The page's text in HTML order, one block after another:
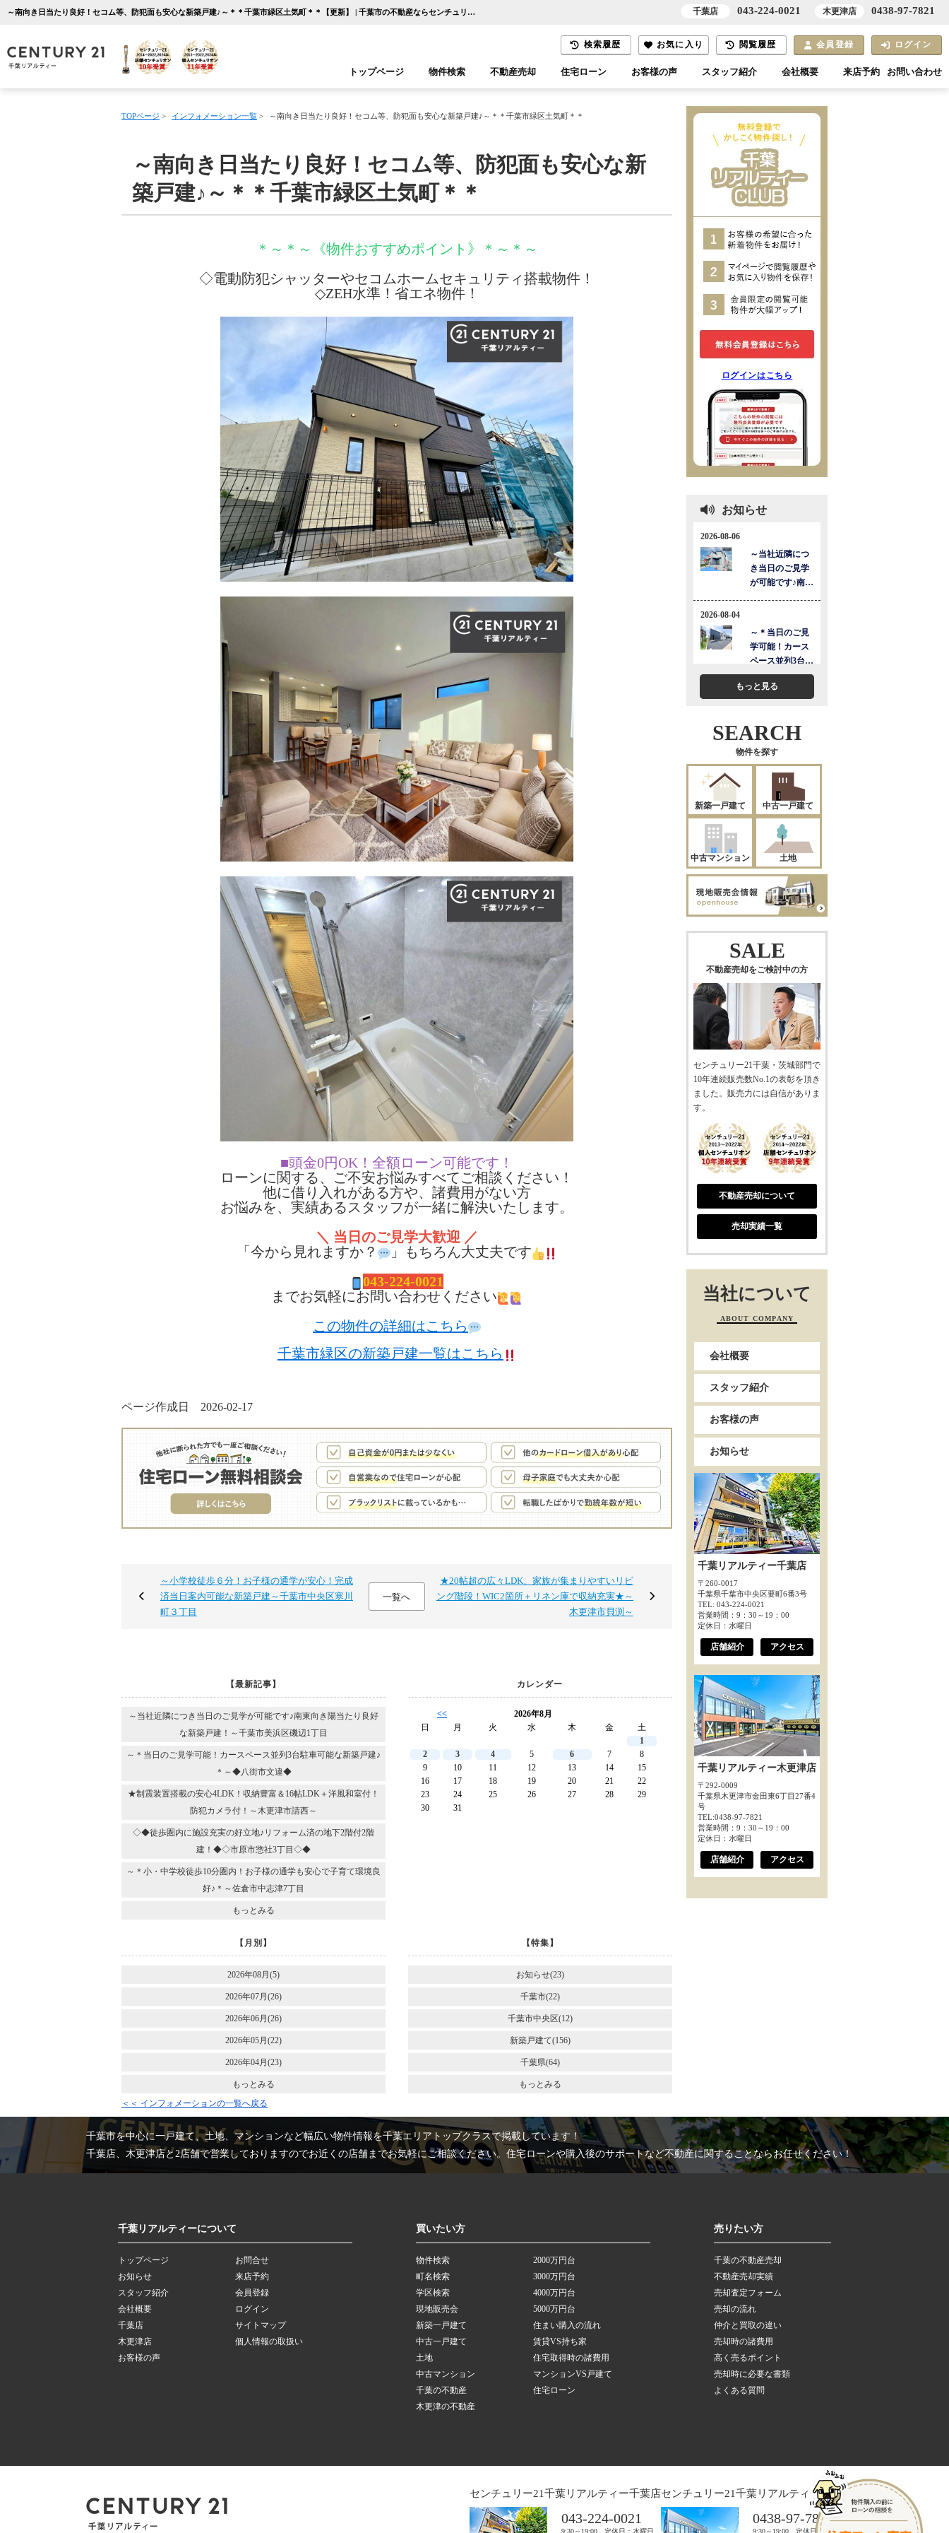
～南向き日当たり良好！セコム等、防犯面も安心な新築戸建♪～＊＊千葉市緑区土気町＊＊【更新】 | 千葉市の不動産ならセンチュリー21千葉リアルティー
検索履歴 お気に入り 閲覧履歴 会員登録 ログイン
トップページ 物件検索
千葉エリア 木更津エリア
不動産売却 住宅ローン お客様の声 スタッフ紹介 会社概要 来店予約 お問い合わせ
TOPページ > インフォメーション一覧 > ～南向き日当たり良好！セコム等、防犯面も安心な新築戸建♪～＊＊千葉市緑区土気町＊＊
～南向き日当たり良好！セコム等、防犯面も安心な新
築戸建♪～＊＊千葉市緑区土気町＊＊
＊～＊～《物件おすすめポイント》＊～＊～
◇電動防犯シャッターやセコムホームセキュリティ搭載物件！
◇ZEH水準！省エネ物件！
■頭金0円OK！全額ローン可能です！
ローンに関する、ご不安お悩みすべてご相談ください！
他に借り入れがある方や、諸費用がない方
お悩みを、実績あるスタッフが一緒に解決いたします。
＼ 当日のご見学大歓迎 ／
「今から見れますか？
」もちろん大丈夫です
043-224-0021
までお気軽にお問い合わせください
この物件の詳細はこちら
千葉市緑区の新築戸建一覧はこちら
ページ作成日 2026-02-17
～小学校徒歩６分！お子様の通学が安心！完成
済当日案内可能な新築戸建～千葉市中央区寒川
町３丁目
一覧へ
★20帖超の広々LDK、家族が集まりやすいリビ
ング階段！WIC2箇所＋リネン庫で収納充実★～
木更津市貝渕～
【最新記事】
～当社近隣につき当日のご見学が可能です♪南東向き陽当たり良好
な新築戸建！～千葉市美浜区磯辺1丁目
～＊当日のご見学可能！カースペース並列3台駐車可能な新築戸建♪
＊～◆八街市文違◆
★制震装置搭載の安心4LDK！収納豊富＆16帖LDK＋洋風和室付！
防犯カメラ付！～木更津市請西～
◇◆徒歩圏内に施設充実の好立地♪リフォーム済の地下2階付2階
建！◆◇市原市惣社3丁目◇◆
～＊小・中学校徒歩10分圏内！お子様の通学も安心で子育て環境良
好♪＊～佐倉市中志津7丁目
もっとみる
カレンダー
<<
2026年8月
日
月 火 水 木 金
土
1
2
3 4 5 6 7
8
9
10 11 12 13 14
15
16
17 18 19 20 21
22
23
24 25 26 27 28
29
30
31
【月別】
2026年08月(5)
2026年07月(26)
2026年06月(26)
2026年05月(22)
2026年04月(23)
もっとみる
【特集】
お知らせ(23)
千葉市(22)
千葉市中央区(12)
新築戸建て(156)
千葉県(64)
もっとみる
＜＜ インフォメーションの一覧へ戻る
ログインはこちら
お知らせ
もっと見る
SEARCH
物件を探す
新築一戸建て 中古一戸建て
中古マンション 土地
SALE
不動産売却をご検討中の方
センチュリー21千葉・茨城部門で
10年連続販売数No.1の表彰を頂き
ました。販売力には自信がありま
す。
不動産売却について
売却実績一覧
当社について
ABOUT COMPANY
会社概要
スタッフ紹介
お客様の声
お知らせ
千葉リアルティー千葉店
〒260-0017
千葉県千葉市中央区要町6番3号
TEL: 043-224-0021
営業時間：9：30～19：00
定休日：水曜日
店舗紹介 アクセス
千葉リアルティー木更津店
〒292-0009
千葉県木更津市金田東6丁目27番4
号
TEL:0438-97-7821
営業時間：9：30～19：00
定休日：水曜日
店舗紹介 アクセス
千葉市を中心に一戸建て、土地、マンションなど幅広い物件情報を千葉エリアトップクラスで掲載しています！
千葉店、木更津店と2店舗で営業しておりますのでお近くの店舗までお気軽にご相談ください。住宅ローンや購入後のサポートなど不動産に関することならお任せください！
千葉リアルティーについて
トップページ
お知らせ
スタッフ紹介
会社概要
千葉店
木更津店
お客様の声
お問合せ
来店予約
会員登録
ログイン
サイトマップ
個人情報の取扱い
買いたい方
物件検索
町名検索
学区検索
現地販売会
新築一戸建て
中古一戸建て
土地
中古マンション
千葉の不動産
木更津の不動産
2000万円台
3000万円台
4000万円台
5000万円台
住まい購入の流れ
賃貸VS持ち家
住宅取得時の諸費用
マンションVS戸建て
住宅ローン
売りたい方
千葉の不動産売却
不動産売却実績
売却査定フォーム
売却の流れ
仲介と買取の違い
売却時の諸費用
高く売るポイント
売却時に必要な書類
よくある質問
センチュリー21千葉リアルティー千葉店
043-224-0021
9:30～19:00 定休日：水曜日
センチュリー21千葉リアルティー木更津店
0438-97-7821
9:30～19:00 定休日：水曜日
千葉店 043-224-0021 木更津店 0438-97-7821